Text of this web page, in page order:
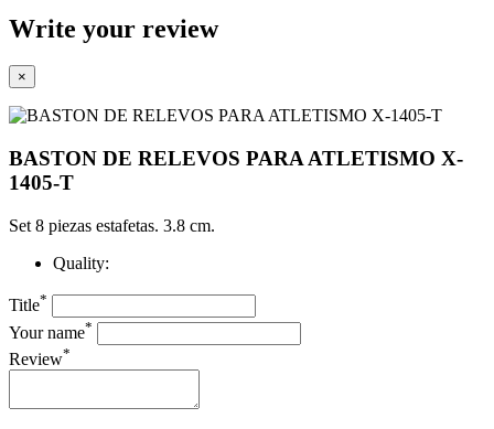
Write your review
×
BASTON DE RELEVOS PARA ATLETISMO X-
1405-T
Set 8 piezas estafetas. 3.8 cm.
Quality:
Title*
Your name*
Review*